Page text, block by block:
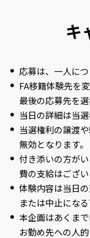
キ
応募は、一人に
FA移籍体験先を
最後の応募先を選
当日の詳細は当
当選権利の譲渡
無効となります。
付き添いの方が
費の支給はござい
体験内容は当日
または中止にな
本企画はあくま
お勤め先への人